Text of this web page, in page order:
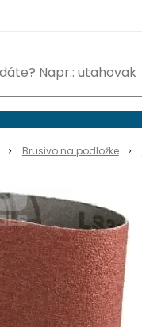
Brusivo na podložke